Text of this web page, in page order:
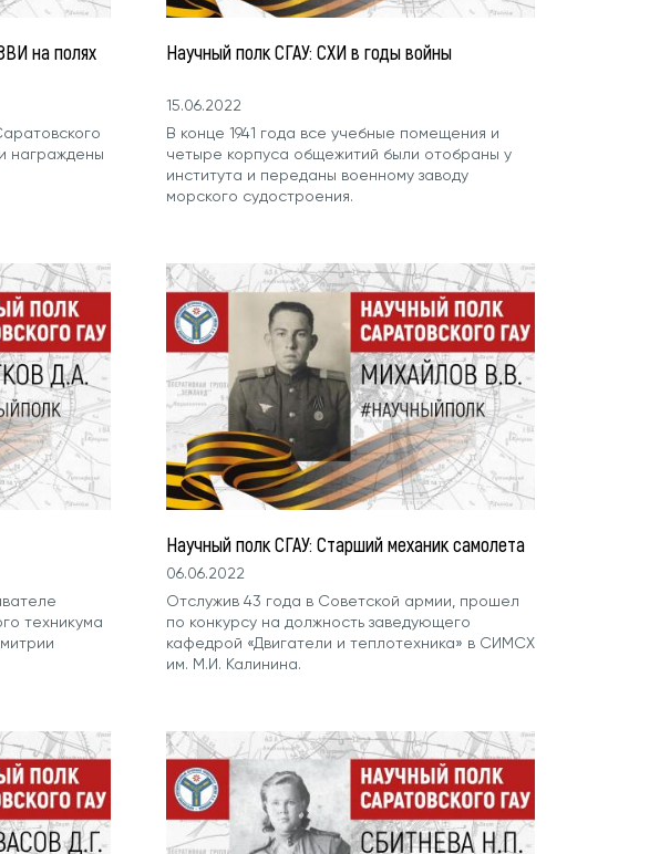
на полях
награждены
Научный полк СГАУ: СХИ в годы войны
15.06.2022
В конце 1941 года все учебные помещения и
четыре корпуса общежитий были отобраны у
института и переданы военному заводу
морского судостроения.
техникума
Научный полк СГАУ: Старший механик самолета
06.06.2022
Отслужив 43 года в Советской армии, прошел
по конкурсу на должность заведующего
кафедрой «Двигатели и теплотехника» в СИМСХ
им. М.И. Калинина.